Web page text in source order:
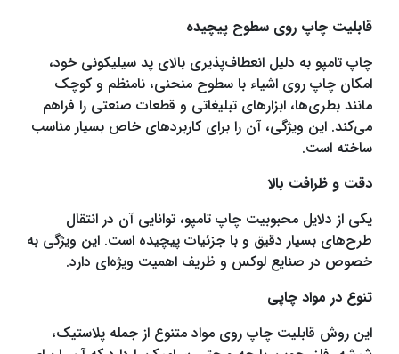
قابلیت چاپ روی سطوح پیچیده
چاپ تامپو به دلیل انعطاف‌پذیری بالای پد سیلیکونی خود،
امکان چاپ روی اشیاء با سطوح منحنی، نامنظم و کوچک
مانند بطری‌ها، ابزارهای تبلیغاتی و قطعات صنعتی را فراهم
می‌کند. این ویژگی، آن را برای کاربردهای خاص بسیار مناسب
ساخته است.
دقت و ظرافت بالا
یکی از دلایل محبوبیت چاپ تامپو، توانایی آن در انتقال
طرح‌های بسیار دقیق و با جزئیات پیچیده است. این ویژگی به
خصوص در صنایع لوکس و ظریف اهمیت ویژه‌ای دارد.
تنوع در مواد چاپی
این روش قابلیت چاپ روی مواد متنوع از جمله پلاستیک،